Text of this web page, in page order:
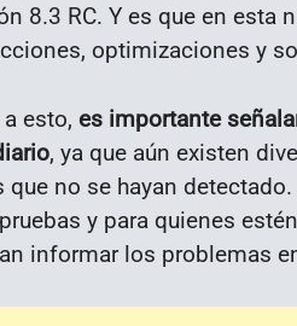
8.3 RC. Y es que en esta
optimizaciones y
esto, es importante
, ya que aún existen
que no se hayan
y para quienes
informar los problemas